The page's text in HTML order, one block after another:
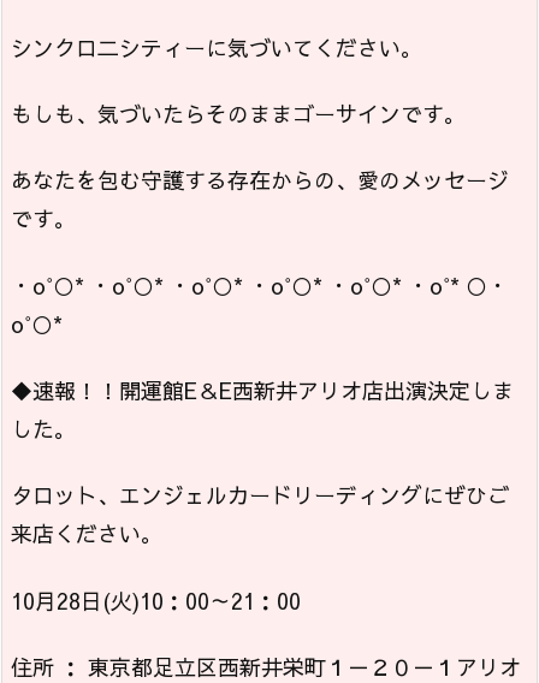
シンクロ二シティーに気づいてください。
もしも、気づいたらそのままゴーサインです。
あなたを包む守護する存在からの、愛のメッセージ
です。
・o°○* ・o°○* ・o°○* ・o°○* ・o°○* ・o°* ○・
o°○*
◆速報！！開運館E＆E西新井アリオ店出演決定しま
した。
タロット、エンジェルカードリーディングにぜひご
来店ください。
10月28日(火)10：00～21：00
住所 ： 東京都足立区西新井栄町１－２０－１アリオ